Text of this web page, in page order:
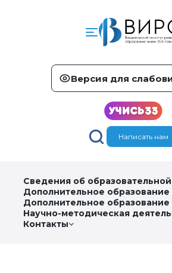
Версия для
Написать нам
Сведения об
Дополнительное образование
Дополнительное образование
Научно-методическая
Контакты